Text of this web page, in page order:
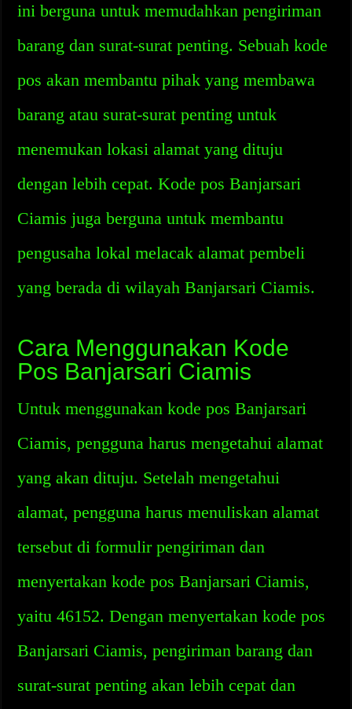
ini berguna untuk memudahkan pengiriman
barang dan surat-surat penting. Sebuah kode
pos akan membantu pihak yang membawa
barang atau surat-surat penting untuk
menemukan lokasi alamat yang dituju
dengan lebih cepat. Kode pos Banjarsari
Ciamis juga berguna untuk membantu
pengusaha lokal melacak alamat pembeli
yang berada di wilayah Banjarsari Ciamis.
Cara Menggunakan Kode
Pos Banjarsari Ciamis
Untuk menggunakan kode pos Banjarsari
Ciamis, pengguna harus mengetahui alamat
yang akan dituju. Setelah mengetahui
alamat, pengguna harus menuliskan alamat
tersebut di formulir pengiriman dan
menyertakan kode pos Banjarsari Ciamis,
yaitu 46152. Dengan menyertakan kode pos
Banjarsari Ciamis, pengiriman barang dan
surat-surat penting akan lebih cepat dan